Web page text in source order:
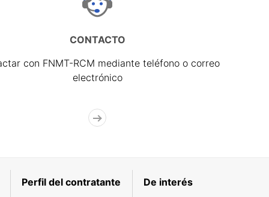
CONTACTO
con FNMT-RCM mediante teléfono o correo
electrónico
Perfil del contratante De interés